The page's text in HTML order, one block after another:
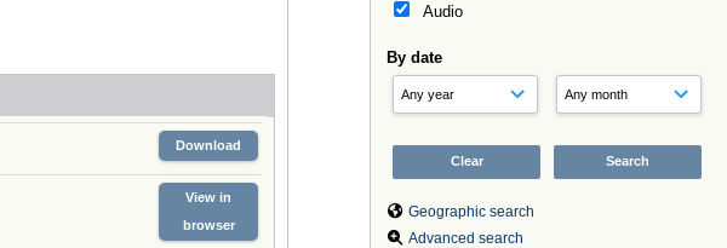
Audio
By date
Geographic search
Advanced search
Download
View in
browser